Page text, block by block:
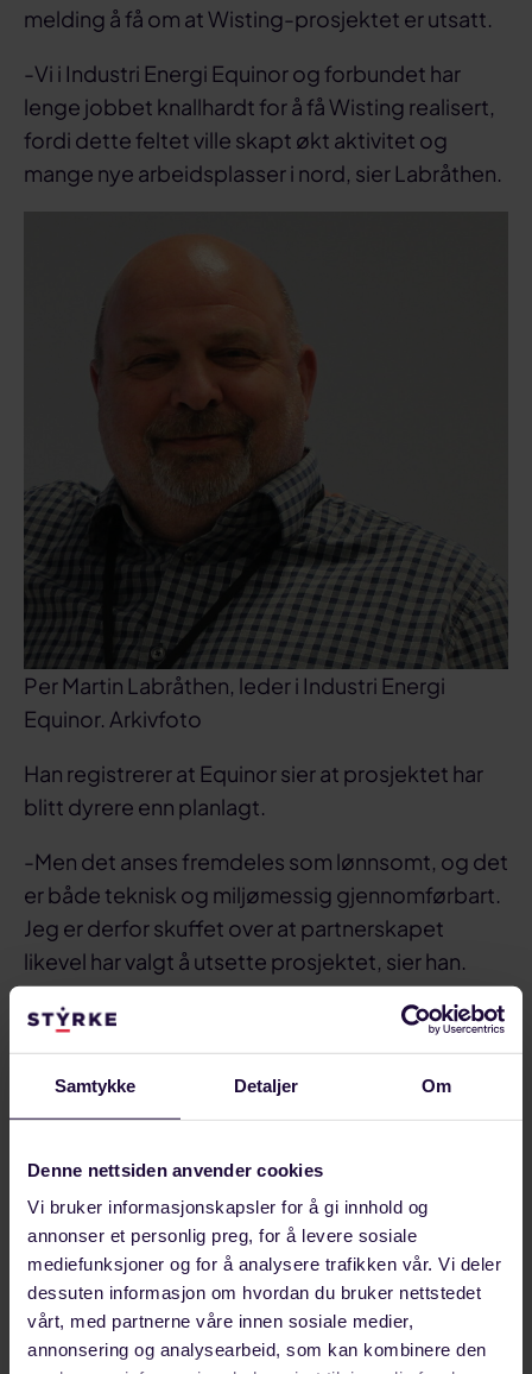
Samtykke Detaljer Om
Denne nettsiden anvender cookies
Vi bruker informasjonskapsler for å gi innhold og
annonser et personlig preg, for å levere sosiale
mediefunksjoner og for å analysere trafikken vår. Vi deler
dessuten informasjon om hvordan du bruker nettstedet
vårt, med partnerne våre innen sosiale medier,
annonsering og analysearbeid, som kan kombinere den
melding å få om at Wisting-prosjektet er utsatt.
-Vi i Industri Energi Equinor og forbundet har
lenge jobbet knallhardt for å få Wisting realisert,
fordi dette feltet ville skapt økt aktivitet og
mange nye arbeidsplasser i nord, sier Labråthen.
Per Martin Labråthen, leder i Industri Energi
Equinor. Arkivfoto
Han registrerer at Equinor sier at prosjektet har
blitt dyrere enn planlagt.
-Men det anses fremdeles som lønnsomt, og det
er både teknisk og miljømessig gjennomførbart.
Jeg er derfor skuffet over at partnerskapet
likevel har valgt å utsette prosjektet, sier han.
Bruker arbeidskraften på
andre prosjekter
Wisting-prosjektet, men understreker at det
trolig er nok av andre prosjekter selskapet kan
bruke arbeidskraften på.
I enpressemeldingsier Equinor at det vil arbeide